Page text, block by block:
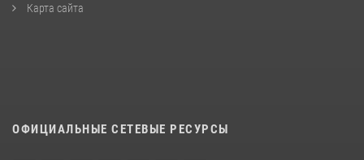
Карта сайта
ОФИЦИАЛЬНЫЕ СЕТЕВЫЕ РЕСУРСЫ